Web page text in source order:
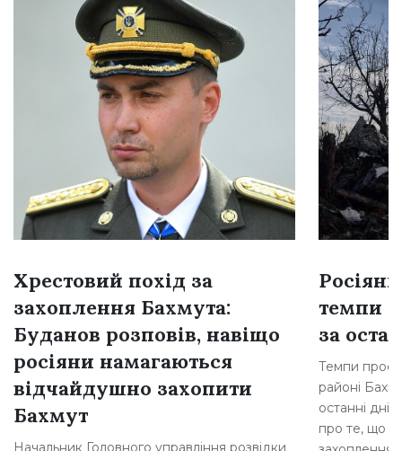
Хрестовий похід за
захоплення Бахмута:
Буданов розповів, навіщо
росіяни намагаються
відчайдушно захопити
Бахмут
Начальник Головного управління розвідки
темпи
за
Темпи
районі
останні
про те, що